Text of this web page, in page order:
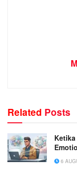
Related Posts
6